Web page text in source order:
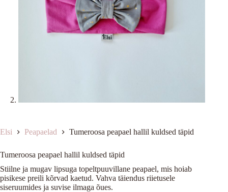
Elsi Peapaelad Tumeroosa peapael hallil kuldsed täpid
Tumeroosa peapael hallil kuldsed täpid
Stiilne ja mugav lipsuga topeltpuuvillane peapael, mis hoiab
pisikese preili kõrvad kaetud. Vahva täiendus riietusele
siseruumides ja suvise ilmaga õues.